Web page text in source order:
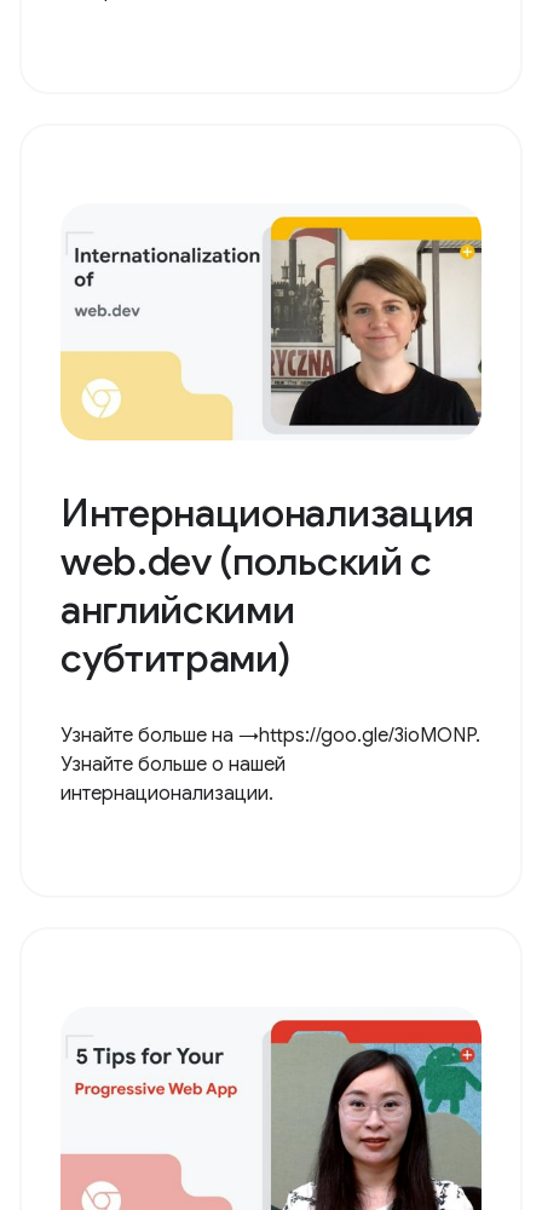
Интернационализация
web.dev (польский с
английскими
субтитрами)
Узнайте больше на →https://goo.gle/3ioMONP.
Узнайте больше о нашей
интернационализации.